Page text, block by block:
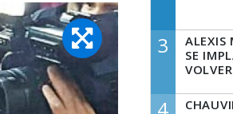
3
ALEXIS
SE